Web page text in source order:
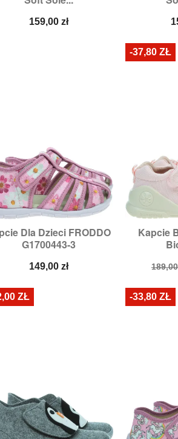
Cena
159,00 zł
Dla Dzieci FRODDO
G1700443-3
Cena
149,00 zł
 Szybki podgląd
Rozmiary:23
Kapcie
Cena
189,00

-37,80 ZŁ
ZŁ -33,80 ZŁ